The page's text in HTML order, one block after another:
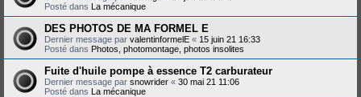
Posté dans La mécanique
DES PHOTOS DE MA FORMEL E
Dernier message par valentinformelE « 15 juin 21 16:33
Posté dans Photos, photomontage, photos insolites
Fuite d'huile pompe à essence T2 carburateur
Dernier message par snowrider « 30 mai 21 11:06
Posté dans La mécanique